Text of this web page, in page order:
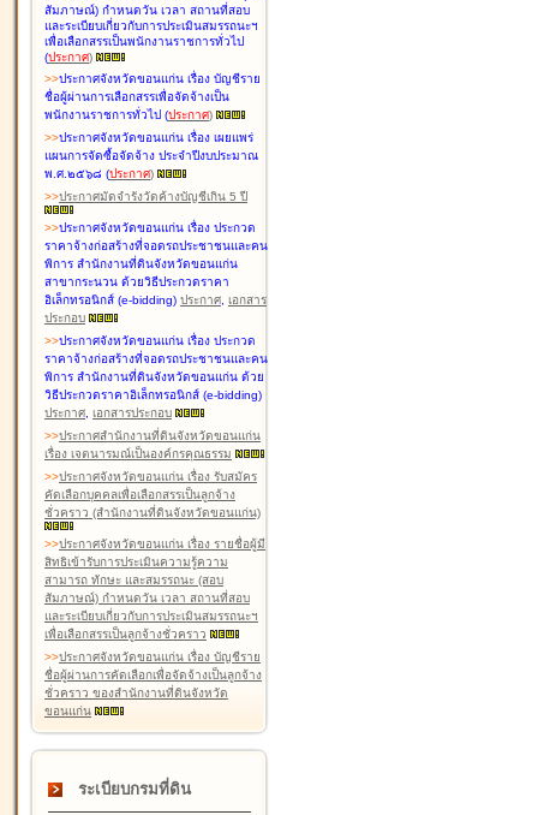
สัมภาษณ์) กำหนดวัน เวลา สถานที่สอบ
และระเบียบเกี่ยวกับการประเมินสมรรถนะฯ
เพื่อเลือกสรรเป็นพนักงานราชการทั่วไป
(ประกาศ)
>>ประกาศจังหวัดขอนแก่น เรื่อง บัญชีราย
ชื่อผู้ผ่านการเลือกสรรเพื่อจัดจ้างเป็น
พนักงานราชการทั่วไป (ประกาศ)
>>ประกาศจังหวัดขอนแก่น เรื่อง เผยแพร่
แผนการจัดซื้อจัดจ้าง ประจำปีงบประมาณ
พ.ศ.๒๕๖๘ (ประกาศ)
>>ประกาศมัดจำรังวัดค้างบัญชีเกิน 5 ปี
>>ประกาศจังหวัดขอนแก่น เรื่อง ประกวด
ราคาจ้างก่อสร้างที่จอดรถประชาชนและคน
พิการ สำนักงานที่ดินจังหวัดขอนแก่น
สาขากระนวน ด้วยวิธีประกวดราคา
อิเล็กทรอนิกส์ (e-bidding) ประกาศ, เอกสาร
ประกอบ
>>ประกาศจังหวัดขอนแก่น เรื่อง ประกวด
ราคาจ้างก่อสร้างที่จอดรถประชาชนและคน
พิการ สำนักงานที่ดินจังหวัดขอนแก่น ด้วย
วิธีประกวดราคาอิเล็กทรอนิกส์ (e-bidding)
ประกาศ, เอกสารประกอบ
>>ประกาศสำนักงานที่ดินจังหวัดขอนแก่น
เรื่อง เจตนารมณ์เป็นองค์กรคุณธรรม
>>ประกาศจังหวัดขอนแก่น เรื่อง รับสมัคร
คัดเลือกบุคคลเพื่อเลือกสรรเป็นลูกจ้าง
ชั่วคราว (สำนักงานที่ดินจังหวัดขอนแก่น)
>>ประกาศจังหวัดขอนแก่น เรื่อง รายชื่อผู้มี
สิทธิเข้ารับการประเมินความรู้ความ
สามารถ ทักษะ และสมรรถนะ (สอบ
สัมภาษณ์) กำหนดวัน เวลา สถานที่สอบ
และระเบียบเกี่ยวกับการประเมินสมรรถนะฯ
เพื่อเลือกสรรเป็นลูกจ้างชั่วคราว
>>ประกาศจังหวัดขอนแก่น เรื่อง บัญชีราย
ชื่อผู้ผ่านการคัดเลือกเพื่อจัดจ้างเป็นลูกจ้าง
ชั่วคราว ของสำนักงานที่ดินจังหวัด
ขอนแก่น
ระเบียบกรมที่ดิน